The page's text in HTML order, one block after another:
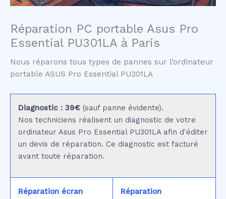
Réparation PC portable Asus Pro
Essential PU301LA à Paris
Nous réparons tous types de pannes sur l’ordinateur
portable ASUS Pro Essential PU301LA
Diagnostic : 39€ (sauf panne évidente).
Nos techniciens réalisent un diagnostic de votre
ordinateur Asus Pro Essential PU301LA afin d'éditer
un devis de réparation. Ce diagnostic est facturé
avant toute réparation.
Réparation écran
Réparation